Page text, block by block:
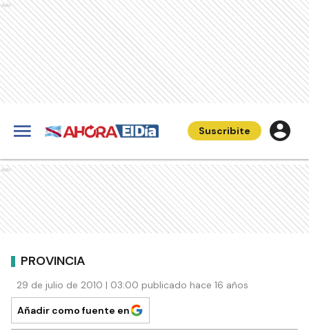
Ads
Suscribite
Ads
PROVINCIA
29 de julio de 2010 | 03:00 publicado hace 16 años
Añadir como fuente en